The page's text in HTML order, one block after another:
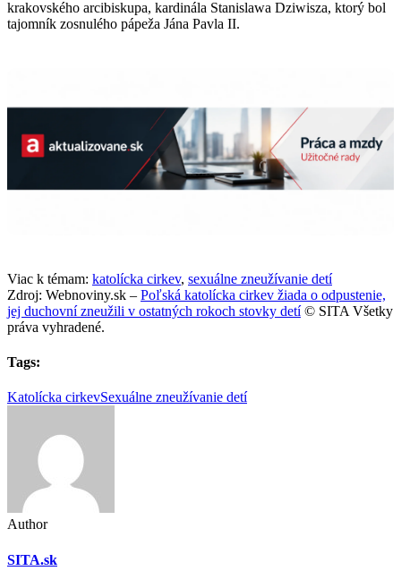
krakovského arcibiskupa, kardinála Stanislawa Dziwisza, ktorý bol
tajomník zosnulého pápeža Jána Pavla II.
Viac k témam: katolícka cirkev, sexuálne zneužívanie detí
Zdroj: Webnoviny.sk – Poľská katolícka cirkev žiada o odpustenie,
jej duchovní zneužili v ostatných rokoch stovky detí© SITA Všetky
práva vyhradené.
Tags:
Katolícka cirkevSexuálne zneužívanie detí
Author
SITA.sk